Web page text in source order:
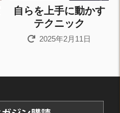
自らを上手に動かす
テクニック
2025年2月11日